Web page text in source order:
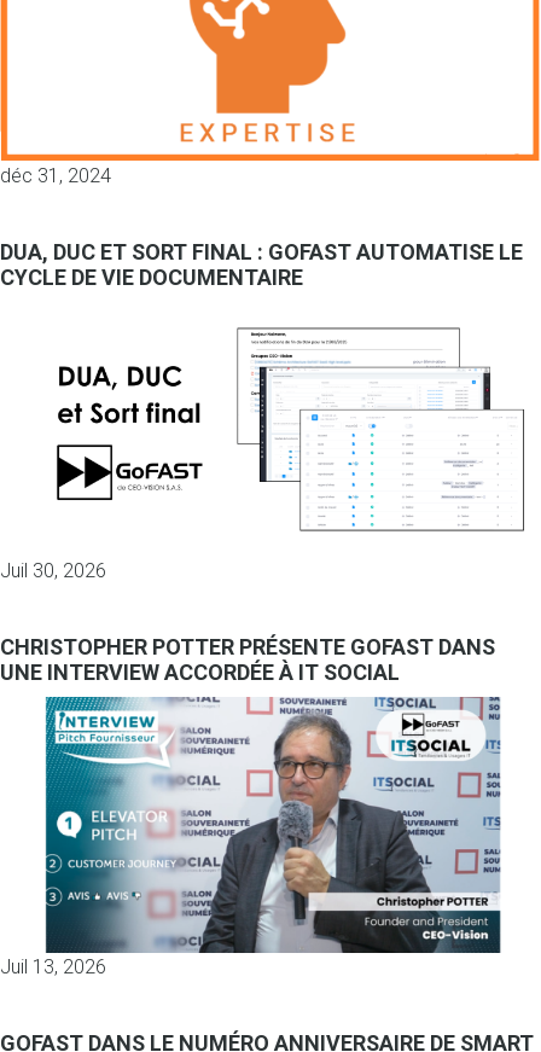
déc 31, 2024
DUA, DUC ET SORT FINAL : GOFAST AUTOMATISE LE
CYCLE DE VIE DOCUMENTAIRE
Juil 30, 2026
CHRISTOPHER POTTER PRÉSENTE GOFAST DANS
UNE INTERVIEW ACCORDÉE À IT SOCIAL
Juil 13, 2026
GOFAST DANS LE NUMÉRO ANNIVERSAIRE DE SMART